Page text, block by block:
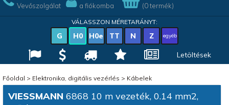
Vevőszolgálat
a fiókomba
(0 termék)
VÁLASSZON MÉRETARÁNYT:
G H0 H0e TT N Z egyéb
Letöltések
Főoldal > Elektronika, digitális vezérlés > Kábelek
VIESSMANN 6868 10 m vezeték, 0.14 mm2,